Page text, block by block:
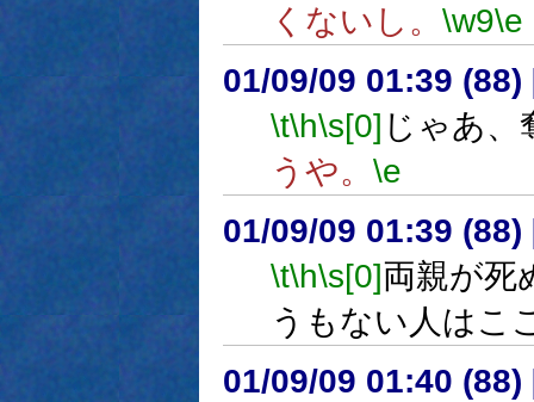
くないし。 \w9\e
01/09/09 01:39 (88)
\t\h\s[0] じゃあ、
うや。 \e
01/09/09 01:39 (88)
\t\h\s[0]両親が死
うもない人はこ
01/09/09 01:40 (88)